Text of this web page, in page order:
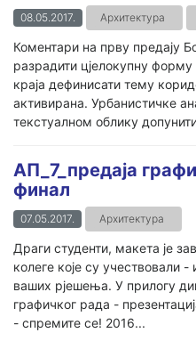
08.05.2017. Архитектура
Коментари на прву предају
разрадити цјелокупну форму
краја дефинисати тему
активирана. Урбанистичке
текстуалном облику
АП_7_предаја
финал
07.05.2017. Архитектура
Драги студенти, макета је
колеге које су учествовали
ваших рјешења. У прилогу
графичког рада -
- спремите се! 2016...